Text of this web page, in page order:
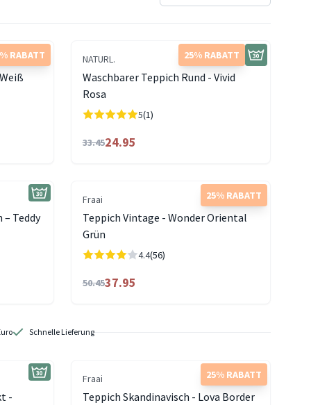
RABATT 25% RABATT
NATURL.
Waschbarer Teppich Rund - Vivid
Rosa
5(1)
33.4524.95
– Teddy
25% RABATT
Fraai
Teppich Vintage - Wonder Oriental
Grün
4.4(56)
50.4537.95
Schnelle Lieferung
-
25% RABATT
Fraai
Teppich Skandinavisch - Lova Border